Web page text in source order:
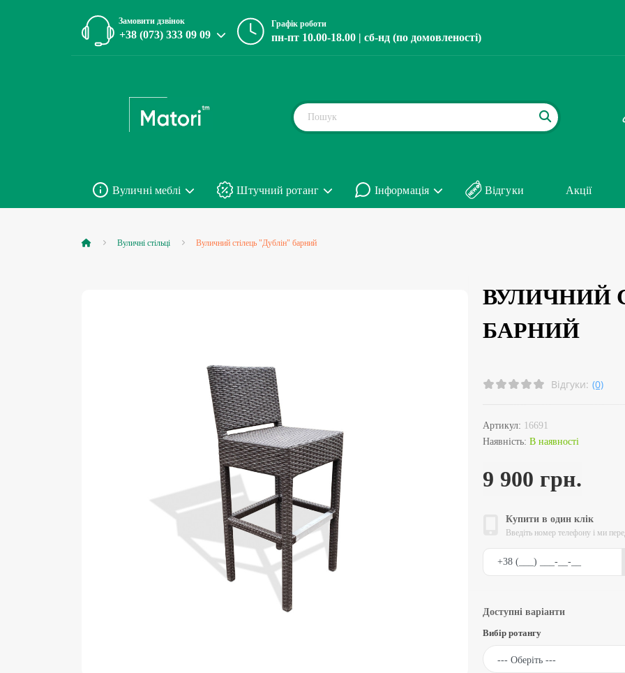
Замовити дзвінок
+38 (073) 333 09 09
Графік роботи
пн-пт 10.00-18.00 | сб-нд (по домовленості)
Вуличні меблі Штучний ротанг Інформація Відгуки Акції
Вуличні стільці Вуличний стілець "Дублін" барний
ВУЛИЧНИЙ
БАРНИЙ
Відгуки: (0)
Артикул: 16691
Наявність: В наявності
9 900 грн.
Купити в один клік
Введіть номер телефону і ми
Доступні варіанти
Вибір ротангу